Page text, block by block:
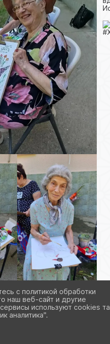
с политикой обработки
наш веб-сайт и другие
используют cookies
аналитика".